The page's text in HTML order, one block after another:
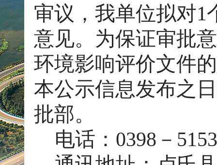
审议，我单位拟对1
意见。为保证审批
环境影响评价文件
本公示信息发布之
批部。
电话：0398－